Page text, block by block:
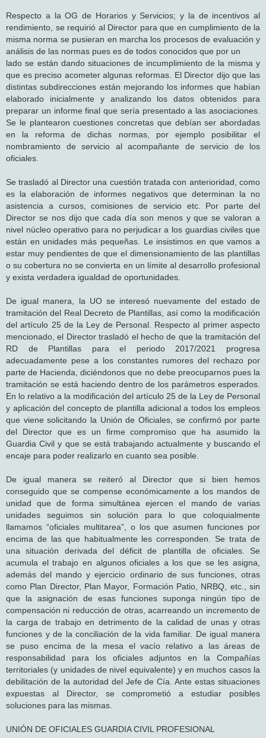
Respecto a la OG de Horarios y Servicios; y la de incentivos al
rendimiento, se requirió al Director para que en cumplimiento de la
misma norma se pusieran en marcha los procesos de evaluación y
análisis de las normas pues es de todos conocidos que por un
lado se están dando situaciones de incumplimiento de la misma y
que es preciso acometer algunas reformas. El Director dijo que las
distintas subdirecciones están mejorando los informes que habían
elaborado inicialmente y analizando los datos obtenidos para
preparar un informe final que sería presentado a las asociaciones.
Se le plantearon cuestiones concretas que debían ser abordadas
en la reforma de dichas normas, por ejemplo posibilitar el
nombramiento de servicio al acompañante de servicio de los
oficiales.
Se trasladó al Director una cuestión tratada con anterioridad, como
es la elaboración de informes negativos que determinan la no
asistencia a cursos, comisiones de servicio etc. Por parte del
Director se nos dijo que cada día son menos y que se valoran a
nivel núcleo operativo para no perjudicar a los guardias civiles que
están en unidades más pequeñas. Le insistimos en que vamos a
estar muy pendientes de que el dimensionamiento de las plantillas
o su cobertura no se convierta en un límite al desarrollo profesional
y exista verdadera igualdad de oportunidades.
De igual manera, la UO se interesó nuevamente del estado de
tramitación del Real Decreto de Plantillas, así como la modificación
del artículo 25 de la Ley de Personal. Respecto al primer aspecto
mencionado, el Director trasladó el hecho de que la tramitación del
RD de Plantillas para el periodo 2017/2021 progresa
adecuadamente pese a los constantes rumores del rechazo por
parte de Hacienda, diciéndonos que no debe preocuparnos pues la
tramitación se está haciendo dentro de los parámetros esperados.
En lo relativo a la modificación del artículo 25 de la Ley de Personal
y aplicación del concepto de plantilla adicional a todos los empleos
que viene solicitando la Unión de Oficiales, se confirmó por parte
del Director que es un firme compromiso que ha asumido la
Guardia Civil y que se está trabajando actualmente y buscando el
encaje para poder realizarlo en cuanto sea posible.
De igual manera se reiteró al Director que si bien hemos
conseguido que se compense económicamente a los mandos de
unidad que de forma simultánea ejercen el mando de varias
unidades seguimos sin solución para lo que coloquialmente
llamamos “oficiales multitarea”, o los que asumen funciones por
encima de las que habitualmente les corresponden. Se trata de
una situación derivada del déficit de plantilla de oficiales. Se
acumula el trabajo en algunos oficiales a los que se les asigna,
además del mando y ejercicio ordinario de sus funciones, otras
como Plan Director, Plan Mayor, Formación Patio, NRBQ, etc., sin
que la asignación de esas funciones suponga ningún tipo de
compensación ni reducción de otras, acarreando un incremento de
la carga de trabajo en detrimento de la calidad de unas y otras
funciones y de la conciliación de la vida familiar. De igual manera
se puso encima de la mesa el vacío relativo a las áreas de
responsabilidad para los oficiales adjuntos en la Compañías
territoriales (y unidades de nivel equivalente) y en muchos casos la
debilitación de la autoridad del Jefe de Cía. Ante estas situaciones
expuestas al Director, se comprometió a estudiar posibles
soluciones para las mismas.
UNIÓN DE OFICIALES GUARDIA CIVIL PROFESIONAL